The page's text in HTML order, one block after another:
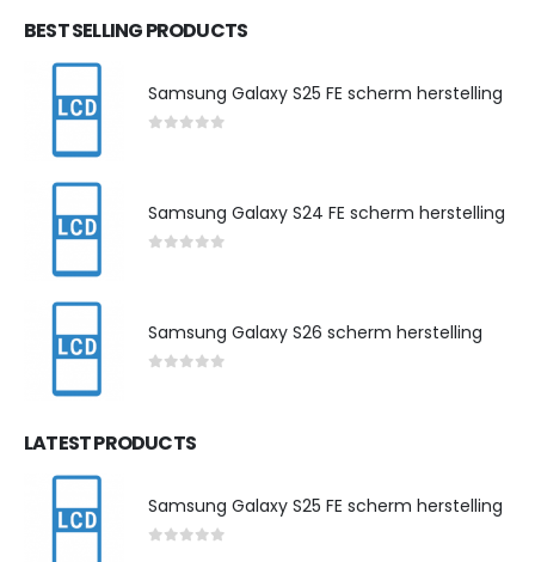
BEST SELLING PRODUCTS
Samsung Galaxy S25 FE scherm herstelling
Samsung Galaxy S24 FE scherm herstelling
Samsung Galaxy S26 scherm herstelling
LATEST PRODUCTS
Samsung Galaxy S25 FE scherm herstelling